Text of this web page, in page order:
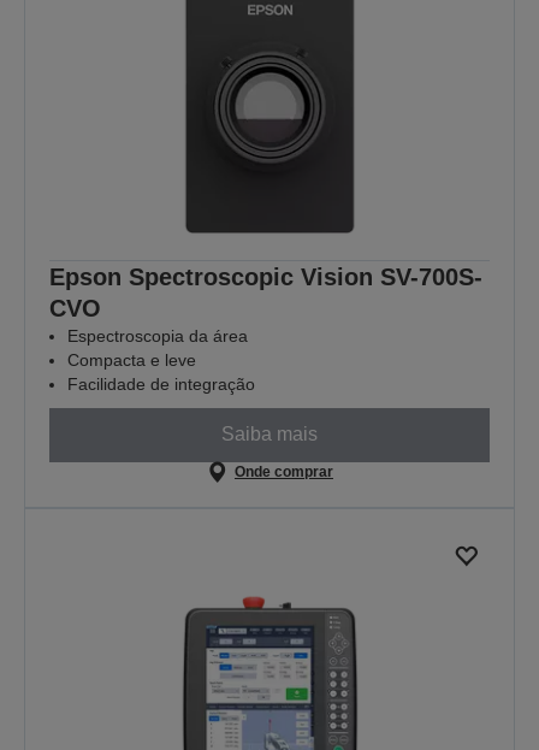
Epson Spectroscopic Vision SV-700S-
CVO
Espectroscopia da área
Compacta e leve
Facilidade de integração
Saiba mais
Onde comprar